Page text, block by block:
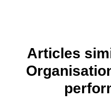
Articles